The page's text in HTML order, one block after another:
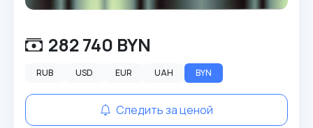
282 740 BYN
RUB USD EUR UAH BYN
Следить за ценой